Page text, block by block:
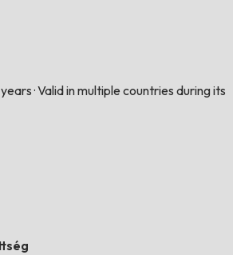
·Valid in multiple countries during its